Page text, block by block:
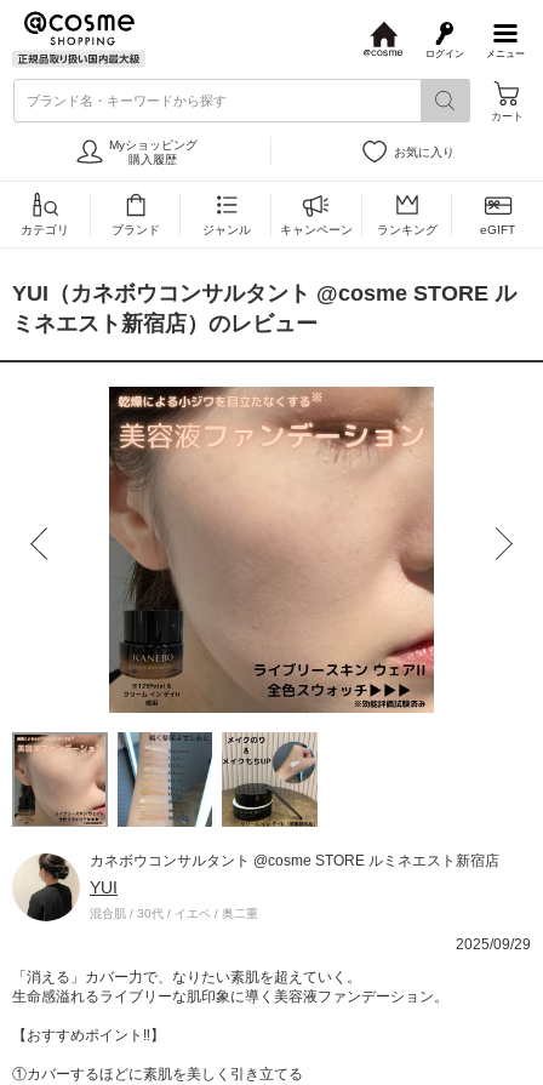
メニュー
ログイン
s
ブランド名・キーワードから探す
カート
Myショッピング
購入履歴
お気に入り
カテゴリ ブランド ジャンル キャンペーン ランキング eGIFT
YUI（カネボウコンサルタント @cosme STORE ル
ミネエスト新宿店）のレビュー
カネボウコンサルタント @cosme STORE ルミネエスト新宿店
YUI
混合肌 / 30代 / イエベ / 奥二重
2025/09/29
「消える」カバー力で、なりたい素肌を超えていく。
生命感溢れるライブリーな肌印象に導く美容液ファンデーション。
【おすすめポイント‼︎】
①カバーするほどに素肌を美しく引き立てる